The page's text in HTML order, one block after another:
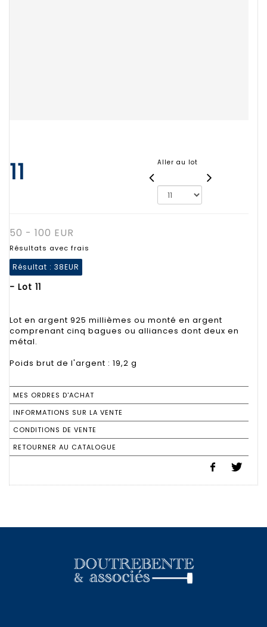
11 Aller au lot
50 - 100 EUR
Résultats avec frais
Résultat : 38EUR
- Lot 11
Lot en argent 925 millièmes ou monté en argent
comprenant cinq bagues ou alliances dont deux en
métal.
MES ORDRES D'ACHAT
INFORMATIONS SUR LA VENTE
CONDITIONS DE VENTE
RETOURNER AU CATALOGUE